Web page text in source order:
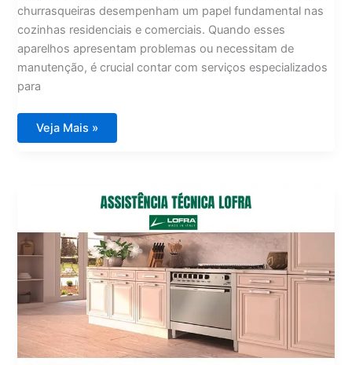
churrasqueiras desempenham um papel fundamental nas
cozinhas residenciais e comerciais. Quando esses
aparelhos apresentam problemas ou necessitam de
manutenção, é crucial contar com serviços especializados
para
Assistência
Técnica
Veja Mais »